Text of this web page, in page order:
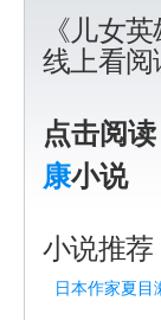
《儿女
线上看阅
点击阅
康小说
小说推荐
日本作家夏目